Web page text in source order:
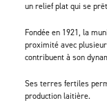
un relief plat qui se
Fondée en 1921, la
proximité avec
contribuent à son
Ses terres fertiles
production laitière.